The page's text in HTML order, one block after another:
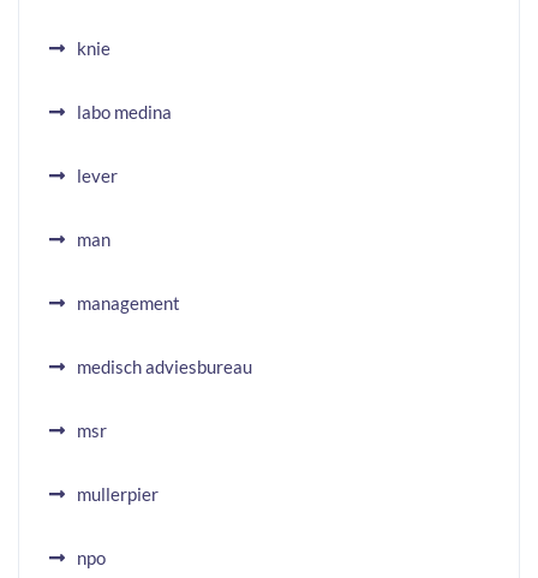
knie
labo medina
lever
man
management
medisch adviesbureau
msr
mullerpier
npo